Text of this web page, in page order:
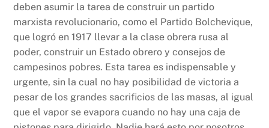
deben asumir la tarea de construir un partido
marxista revolucionario, como el Partido Bolchevique,
que logró en 1917 llevar a la clase obrera rusa al
poder, construir un Estado obrero y consejos de
campesinos pobres. Esta tarea es indispensable y
urgente, sin la cual no hay posibilidad de victoria a
pesar de los grandes sacrificios de las masas, al igual
que el vapor se evapora cuando no hay una caja de